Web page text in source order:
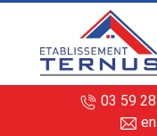
03 59